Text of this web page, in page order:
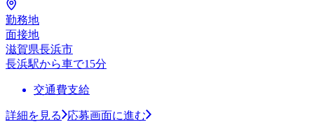
勤務地
面接地
滋賀県長浜市
長浜駅から車で15分
交通費支給
詳細を見る
応募画面に進む